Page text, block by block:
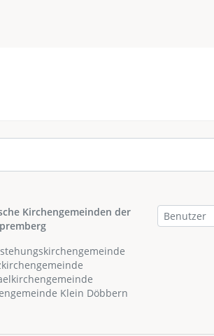
Kirchengemeinden der
Klein Döbbern